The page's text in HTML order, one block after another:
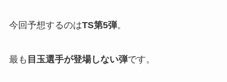
今回予想するのはTS第5弾。
最も 目玉選手が登場しない弾です。